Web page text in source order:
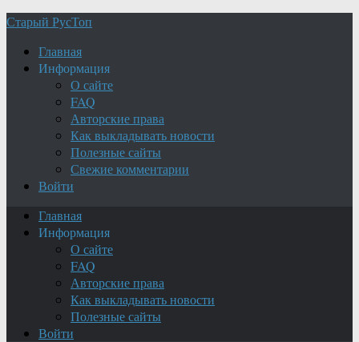
Старый РусТоп
Главная
Информация
О сайте
FAQ
Авторские права
Как выкладывать новости
Полезные сайты
Свежие комментарии
Войти
Главная
Информация
О сайте
FAQ
Авторские права
Как выкладывать новости
Полезные сайты
Войти